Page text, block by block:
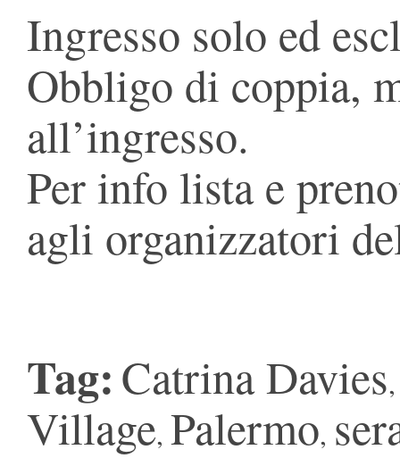
Ingresso solo ed
Obbligo di coppia,
all’ingresso.
Per info lista e
agli organizzatori
Tag:Catrina Davies
Village, Palermo,